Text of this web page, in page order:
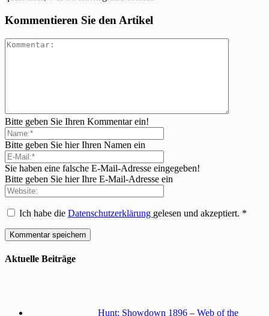
Kommentieren Sie den Artikel
Bitte geben Sie Ihren Kommentar ein!
Bitte geben Sie hier Ihren Namen ein
Sie haben eine falsche E-Mail-Adresse eingegeben!
Bitte geben Sie hier Ihre E-Mail-Adresse ein
Ich habe die Datenschutzerklärung gelesen und akzeptiert. *
Aktuelle Beiträge
Hunt: Showdown 1896 – Web of the